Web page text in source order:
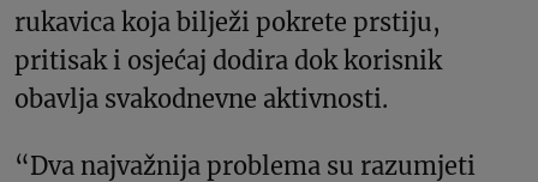
rukavica koja bilježi pokrete prstiju,
pritisak i osjećaj dodira dok korisnik
obavlja svakodnevne aktivnosti.
“Dva najvažnija problema su razumjeti